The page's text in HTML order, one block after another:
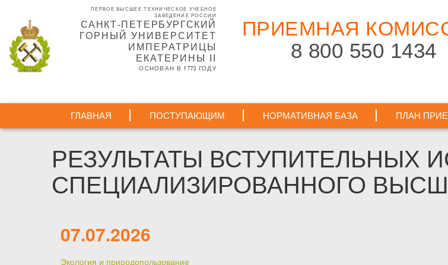
основному
содержанию
ПЕРВОЕ ВЫСШЕЕ ТЕХНИЧЕСКОЕ УЧЕБНОЕ
ЗАВЕДЕНИЕ РОССИИ
САНКТ-ПЕТЕРБУРГСКИЙ
ГОРНЫЙ УНИВЕРСИТЕТ
ИМПЕРАТРИЦЫ
ЕКАТЕРИНЫ II
ОСНОВАН В 1773 ГОДУ
ПРИЕМНАЯ
8 800 550 1434
ГЛАВНАЯ ПОСТУПАЮЩИМ НОРМАТИВНАЯ БАЗА ПЛАН
РЕЗУЛЬТАТЫ ВСТУПИТЕЛЬНЫХ
СПЕЦИАЛИЗИРОВАННОГО
07.07.2026
Экология и природопользование